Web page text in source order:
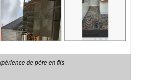
de père en fils